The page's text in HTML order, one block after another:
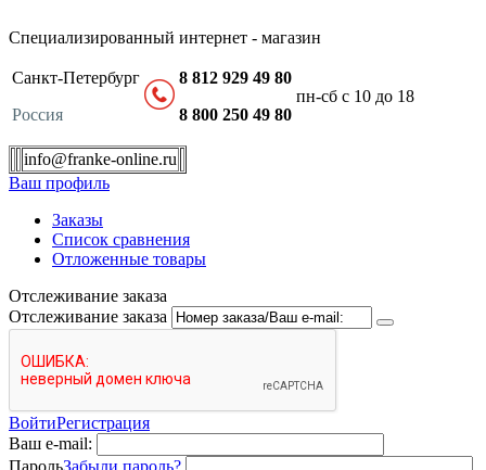
Специализированный интернет - магазин
Санкт-Петербург
Россия
8 812 929 49 80
8 800 250 49 80
пн-сб с 10 до 18
info@franke-online.ru
Ваш профиль
Заказы
Список сравнения
Отложенные товары
Отслеживание заказа
Отслеживание заказа
ВойтиРегистрация
Ваш e-mail:
ПарольЗабыли пароль?